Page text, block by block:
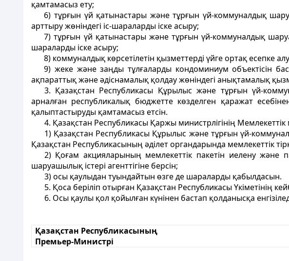
қамтамасыз ету;
6) тұрғын үй қатынастары және тұрғын үй-коммуналдық
арттыру жөніндегі іс-шараларды іске асыру;
7) тұрғын үй қатынастары және тұрғын үй-коммуналдық
шараларды іске асыру;
8) коммуналдық көрсетілетін қызметтерді үйге ортақ есепке
9) жеке және заңды тұлғаларды кондоминиум объектісін
ақпараттық және әдіснамалық қолдау жөніндегі анықтамалық
3. Қазақстан Республикасы Құрылыс және тұрғын үй-
арналған республикалық бюджетте көзделген қаражат
қалыптастыруды қамтамасыз етсін.
4. Қазақстан Республикасы Қаржы министрлігінің
1) Қазақстан Республикасы Құрылыс және тұрғын үй-
Қазақстан Республикасының әділет органдарында мемлекеттік
2) Қоғам акцияларының мемлекеттік пакетін иелену
шаруашылық істері агенттігіне берсін;
3) осы қаулыдан туындайтын өзге де шараларды қабылдасын.
5. Қоса беріліп отырған Қазақстан Республикасы Үкіметінің
6. Осы қаулы қол қойылған күнінен бастап қолданысқа
Қазақстан Республикасының
Премьер-Министрі